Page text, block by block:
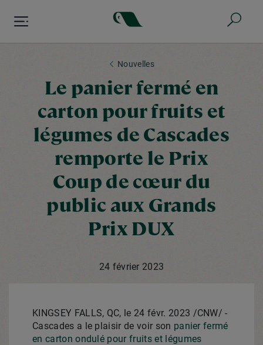
Nouvelles
Le panier fermé en
carton pour fruits et
légumes de Cascades
remporte le Prix
Coup de cœur du
public aux Grands
Prix DUX
24 février 2023
KINGSEY FALLS, QC, le 24 févr. 2023 /CNW/ -
Cascades a le plaisir de voir son panier fermé
en carton ondulé pour fruits et légumes